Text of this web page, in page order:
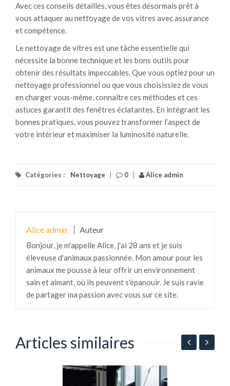
Avec ces conseils détaillés, vous êtes désormais prêt à
vous attaquer au nettoyage de vos vitres avec assurance
et compétence.
Le nettoyage de vitres est une tâche essentielle qui
nécessite la bonne technique et les bons outils pour
obtenir des résultats impeccables. Que vous optiez pour un
nettoyage professionnel ou que vous choisissiez de vous
en charger vous-même, connaître ces méthodes et ces
astuces garantit des fenêtres éclatantes. En intégrant les
bonnes pratiques, vous pouvez transformer l’aspect de
votre intérieur et maximiser la luminosité naturelle.
Catégories : Nettoyage 0 Alice admin
Alice admin Auteur
Bonjour, je m'appelle Alice, j'ai 28 ans et je suis
éleveuse d'animaux passionnée. Mon amour pour les
animaux me pousse à leur offrir un environnement
sain et aimant, où ils peuvent s'épanouir. Je suis ravie
de partager ma passion avec vous sur ce site.
Articles similaires